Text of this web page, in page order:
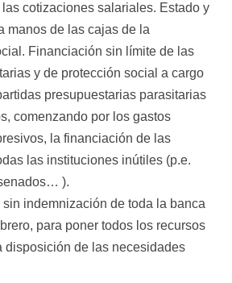
cotizaciones salariales. Estado y
manos de las cajas de la
Financiación sin límite de las
y de protección social a cargo
presupuestarias parasitarias
comenzando por los gastos
la financiación de las
las instituciones inútiles (p.e.
).
indemnización de toda la banca
para poner todos los recursos
disposición de las necesidades